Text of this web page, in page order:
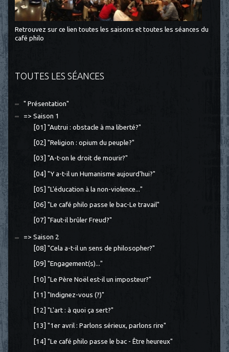
Retrouvez sur ce lien toutes les saisons et toutes les séances du
café philo
TOUTES LES SÉANCES
" Présentation"
=> Saison 1
[01] "Autrui : obstacle à ma liberté?"
[02] "Religion : opium du peuple?"
[03] "A-t-on le droit de mourir?"
[04] "Y a-t-il un Humanisme aujourd'hui?"
[05] "L'éducation à la non-violence..."
[06] "Le café philo passe le bac-Le travail"
[07] "Faut-il brûler Freud?"
=> Saison 2
[08] "Cela a-t-il un sens de philosopher?"
[09] "Engagement(s)..."
[10] "Le Père Noël est-il un imposteur?"
[11] "Indignez-vous (?)"
[12] "L'art : à quoi ça sert?"
[13] "1er avril : Parlons sérieux, parlons rire"
[14] "Le café philo passe le bac - Être heureux"